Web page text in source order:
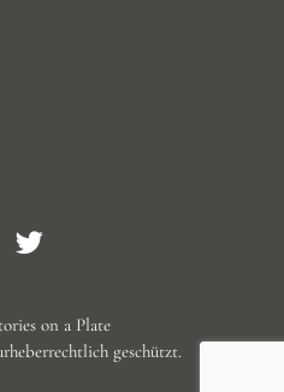
on a Plate
geschützt.